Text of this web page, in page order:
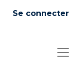
Se connecter